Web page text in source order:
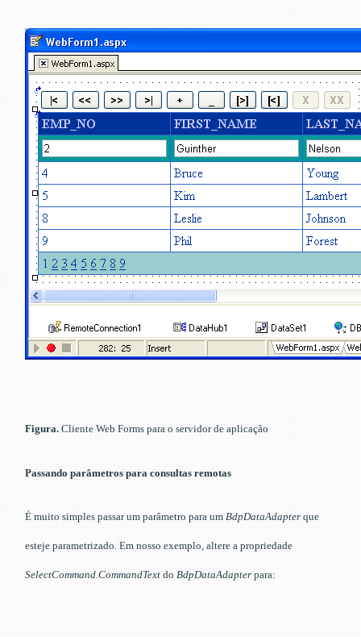
Figura. Cliente Web Forms para o servidor de aplicação
Passando parâmetros para consultas remotas
É muito simples passar um parâmetro para um BdpDataAdapter que
esteje parametrizado. Em nosso exemplo, altere a propriedade
SelectCommand.CommandText do BdpDataAdapter para: